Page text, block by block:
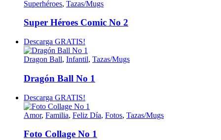
Superhéroes, Tazas/Mugs
Super Héroes Comic No 2
Descarga GRATIS!
Dragon Ball, Infantil, Tazas/Mugs
Dragón Ball No 1
Descarga GRATIS!
Amor, Familia, Feliz Día, Fotos, Tazas/Mugs
Foto Collage No 1